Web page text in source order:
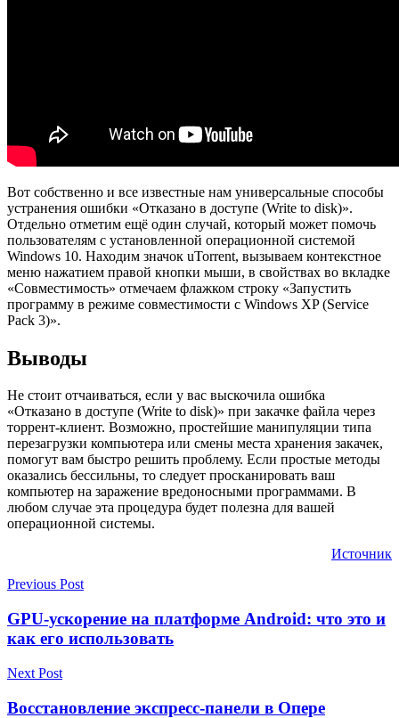
Вот собственно и все известные нам универсальные способы
устранения ошибки «Отказано в доступе (Write to disk)».
Отдельно отметим ещё один случай, который может помочь
пользователям с установленной операционной системой
Windows 10. Находим значок uTorrent, вызываем контекстное
меню нажатием правой кнопки мыши, в свойствах во вкладке
«Совместимость» отмечаем флажком строку «Запустить
программу в режиме совместимости с Windows XP (Service
Pack 3)».
Выводы
Не стоит отчаиваться, если у вас выскочила ошибка
«Отказано в доступе (Write to disk)» при закачке файла через
торрент-клиент. Возможно, простейшие манипуляции типа
перезагрузки компьютера или смены места хранения закачек,
помогут вам быстро решить проблему. Если простые методы
оказались бессильны, то следует просканировать ваш
компьютер на заражение вредоносными программами. В
любом случае эта процедура будет полезна для вашей
операционной системы.
Источник
Previous Post
GPU-ускорение на платформе Android: что это и
как его использовать
Next Post
Восстановление экспресс-панели в Опере